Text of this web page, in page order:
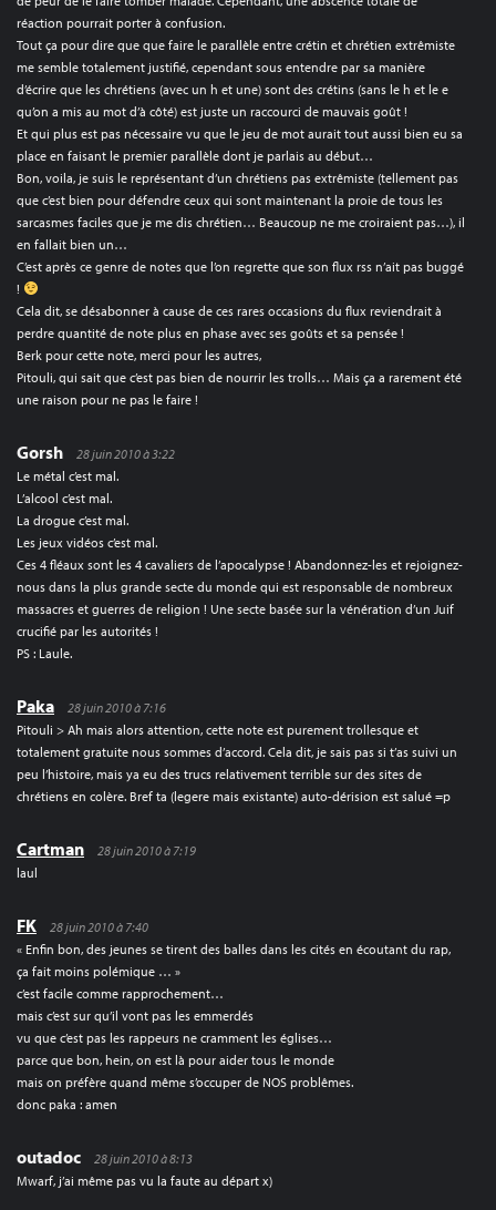
réaction pourrait porter à confusion.
Tout ça pour dire que que faire le parallèle entre crétin et chrétien extrêmiste
me semble totalement justifié, cependant sous entendre par sa manière
d’écrire que les chrétiens (avec un h et une) sont des crétins (sans le h et le e
qu’on a mis au mot d’à côté) est juste un raccourci de mauvais goût !
Et qui plus est pas nécessaire vu que le jeu de mot aurait tout aussi bien eu sa
place en faisant le premier parallèle dont je parlais au début…
Bon, voila, je suis le représentant d’un chrétiens pas extrêmiste (tellement pas
que c’est bien pour défendre ceux qui sont maintenant la proie de tous les
sarcasmes faciles que je me dis chrétien… Beaucoup ne me croiraient pas…), il
en fallait bien un…
C’est après ce genre de notes que l’on regrette que son flux rss n’ait pas buggé
!
Cela dit, se désabonner à cause de ces rares occasions du flux reviendrait à
perdre quantité de note plus en phase avec ses goûts et sa pensée !
Berk pour cette note, merci pour les autres,
Pitouli, qui sait que c’est pas bien de nourrir les trolls… Mais ça a rarement été
une raison pour ne pas le faire !
Gorsh
28 juin 2010 à 3:22
Le métal c’est mal.
L’alcool c’est mal.
La drogue c’est mal.
Les jeux vidéos c’est mal.
Ces 4 fléaux sont les 4 cavaliers de l’apocalypse ! Abandonnez-les et rejoignez-
nous dans la plus grande secte du monde qui est responsable de nombreux
massacres et guerres de religion ! Une secte basée sur la vénération d’un Juif
crucifié par les autorités !
PS : Laule.
Paka
28 juin 2010 à 7:16
Pitouli > Ah mais alors attention, cette note est purement trollesque et
totalement gratuite nous sommes d’accord. Cela dit, je sais pas si t’as suivi un
peu l’histoire, mais ya eu des trucs relativement terrible sur des sites de
chrétiens en colère. Bref ta (legere mais existante) auto-dérision est salué =p
Cartman
28 juin 2010 à 7:19
laul
FK
28 juin 2010 à 7:40
« Enfin bon, des jeunes se tirent des balles dans les cités en écoutant du rap,
ça fait moins polémique … »
c’est facile comme rapprochement…
mais c’est sur qu’il vont pas les emmerdés
vu que c’est pas les rappeurs ne cramment les églises…
parce que bon, hein, on est là pour aider tous le monde
mais on préfère quand même s’occuper de NOS problêmes.
donc paka : amen
outadoc
28 juin 2010 à 8:13
Mwarf, j’ai même pas vu la faute au départ x)